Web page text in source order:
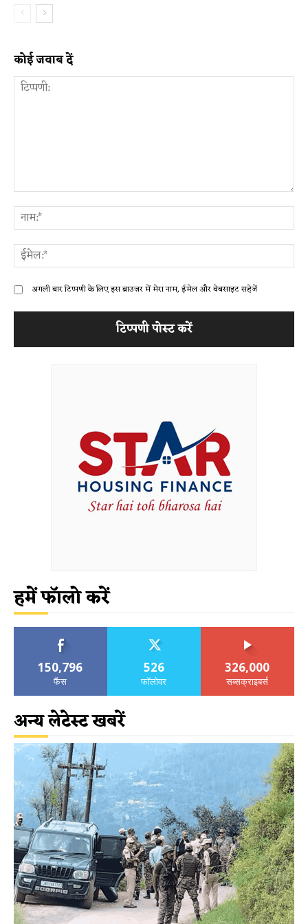
कोई जवाब दें
अगली बार टिप्पणी के लिए इस ब्राउज़र में मेरा नाम, ईमेल और वेबसाइट सहेजें
हमें फॉलो करें
150,796
फैंस
526
फॉलोवर
326,000
सब्सक्राइबर्स
अन्य लेटेस्ट खबरें